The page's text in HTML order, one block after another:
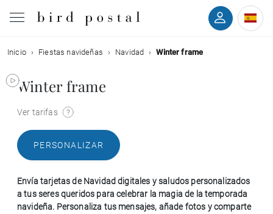
Boda
Nacimiento
Comunión
Condolencias
Inicio Fiestas navideñas Navidad Winter frame
Winter frame
Ver tarifas
PERSONALIZAR
Envía tarjetas de Navidad digitales y saludos personalizados
a tus seres queridos para celebrar la magia de la temporada
navideña. Personaliza tus mensajes, añade fotos y comparte